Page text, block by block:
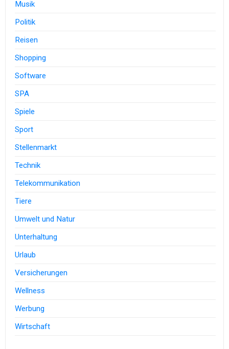
Musik
Politik
Reisen
Shopping
Software
SPA
Spiele
Sport
Stellenmarkt
Technik
Telekommunikation
Tiere
Umwelt und Natur
Unterhaltung
Urlaub
Versicherungen
Wellness
Werbung
Wirtschaft